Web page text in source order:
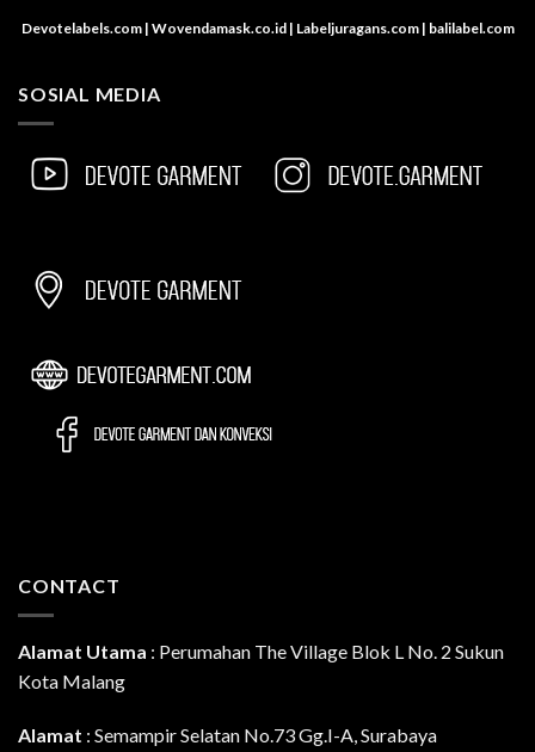
Devotelabels.com | Wovendamask.co.id | Labeljuragans.com | balilabel.com
SOSIAL MEDIA
CONTACT
Alamat Utama : Perumahan The Village Blok L No. 2 Sukun
Kota Malang
Alamat : Semampir Selatan No.73 Gg.I-A, Surabaya